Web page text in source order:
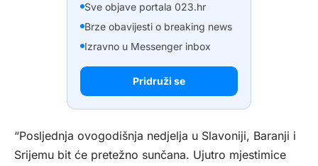
Sve objave portala 023.hr
Brze obavijesti o breaking news
Izravno u Messenger inbox
Pridruži se
“Posljednja ovogodišnja nedjelja u Slavoniji, Baranji i
Srijemu bit će pretežno sunčana. Ujutro mjestimice